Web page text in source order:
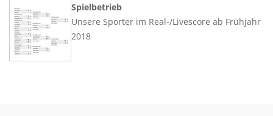
Spielbetrieb
Unsere Sporter im Real-/Livescore ab Frühjahr
2018